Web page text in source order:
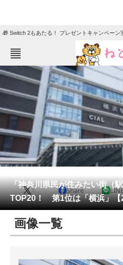
🎁 Switch 2もあたる！ プレゼントキャンペーン
ねとらぼメニュー
ク
教
動物
会員記事
メディア
注目記事を集めた総合ページ
「神奈川県民が住みたい街（
TOP20！ 第1位は「横浜」【
X Share
画像一覧